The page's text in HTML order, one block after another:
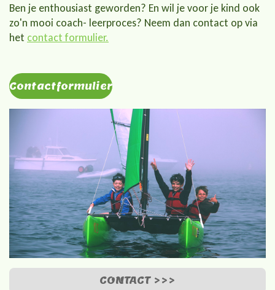
Ben je enthousiast geworden? En wil je voor je kind ook
zo'n mooi coach- leerproces? Neem dan contact op via
het contact formulier.
Contactformulier
CONTACT >>>